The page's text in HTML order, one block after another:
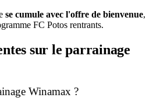
se cumule avec l'offre de bienvenue,
FC Potos rentrants.
sur le parrainage
Winamax ?